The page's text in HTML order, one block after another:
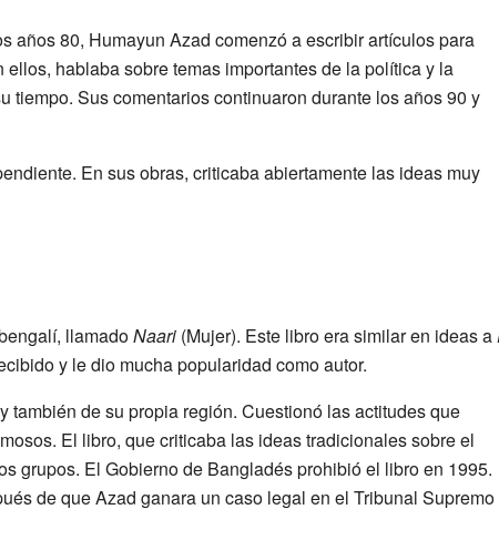
años 80, Humayun Azad comenzó a escribir artículos para
ellos, hablaba sobre temas importantes de la política y la
tiempo. Sus comentarios continuaron durante los años 90 y
En sus obras, criticaba abiertamente las ideas muy
llamadoNaari(Mujer). Este libro era similar en ideas a
y le dio mucha popularidad como autor.
de su propia región. Cuestionó las actitudes que
El libro, que criticaba las ideas tradicionales sobre el
grupos. El Gobierno de Bangladés prohibió el libro en 1995.
de que Azad ganara un caso legal en el Tribunal Supremo